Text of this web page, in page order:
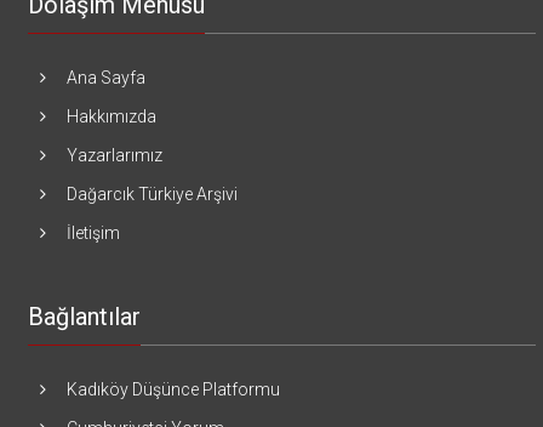
Ana Sayfa
Hakkımızda
Yazarlarımız
Dağarcık Türkiye Arşivi
İletişim
Bağlantılar
Kadıköy Düşünce Platformu